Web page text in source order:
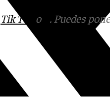
Tik Tok o
. Puedes